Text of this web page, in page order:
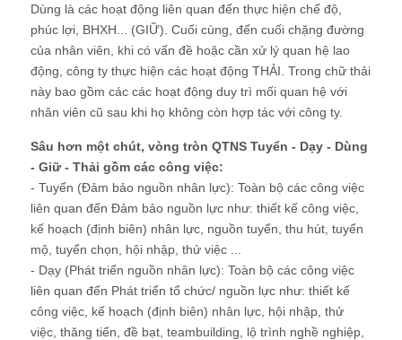
Dùng là các hoạt động liên quan đến thực hiện chế độ,
phúc lợi, BHXH... (GIỮ). Cuối cùng, đến cuối chặng đường
của nhân viên, khi có vấn đề hoặc cần xử lý quan hệ lao
động, công ty thực hiện các hoạt động THẢI. Trong chữ thải
này bao gồm các các hoạt động duy trì mối quan hệ với
nhân viên cũ sau khi họ không còn hợp tác với công ty.
Sâu hơn một chút, vòng tròn QTNS Tuyển - Dạy - Dùng
- Giữ - Thải gồm các công việc:
- Tuyển (Đảm bảo nguồn nhân lực): Toàn bộ các công việc
liên quan đến Đảm bảo nguồn lực như: thiết kế công việc,
kế hoạch (định biên) nhân lực, nguồn tuyển, thu hút, tuyển
mộ, tuyển chọn, hội nhập, thử việc ...
- Dạy (Phát triển nguồn nhân lực): Toàn bộ các công việc
liên quan đến Phát triển tổ chức/ nguồn lực như: thiết kế
công việc, kế hoạch (định biên) nhân lực, hội nhập, thử
việc, thăng tiến, đề bạt, teambuilding, lộ trình nghề nghiệp,